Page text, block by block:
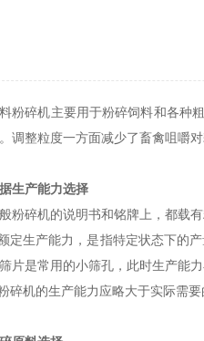
粉碎机主要用于粉碎饲料和各种
调整粒度一方面减少了畜禽咀嚼
生产能力选择
碎机的说明书和铭牌上，都载有
定生产能力，是指特定状态下的
片是常用的小筛孔，此时生产能
碎机的生产能力应略大于实际需